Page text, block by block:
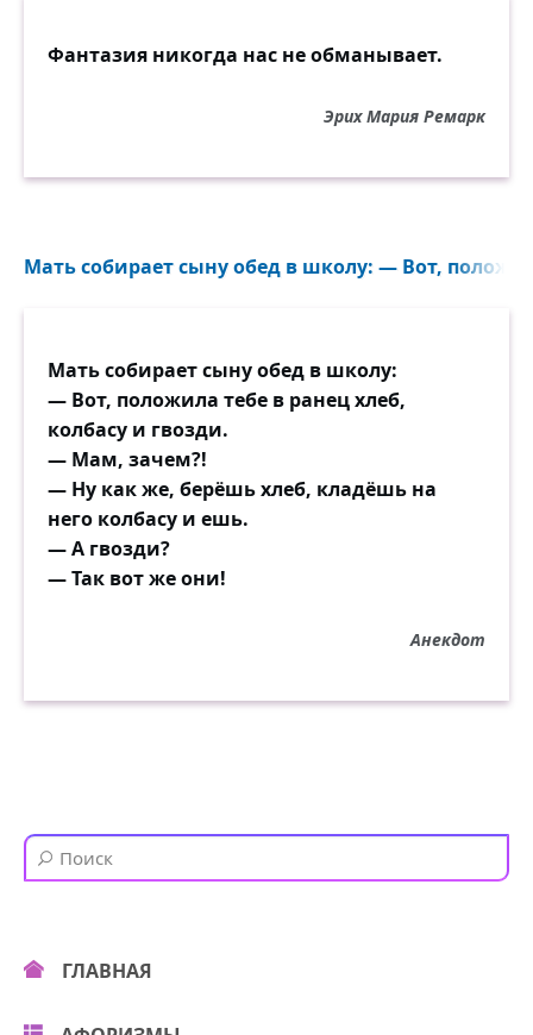
Фантазия никогда нас не обманывает.
Эрих Мария Ремарк
Мать собирает сыну обед в школу: — Вот,
Мать собирает сыну обед в школу:
— Вот, положила тебе в ранец хлеб,
колбасу и гвозди.
— Мам, зачем?!
— Ну как же, берёшь хлеб, кладёшь на
него колбасу и ешь.
— А гвозди?
— Так вот же они!
Анекдот
ГЛАВНАЯ